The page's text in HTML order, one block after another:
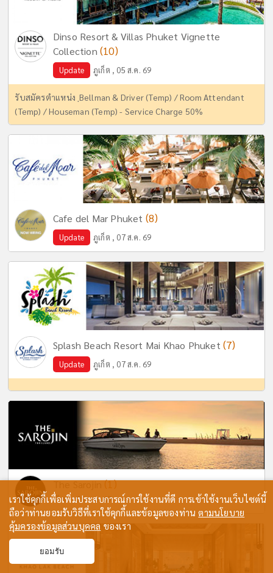
Dinso Resort & Villas Phuket Vignette
Collection (10)
Update ภูเก็ต , 05 ส.ค. 69
รับสมัครตำแหน่ง ฺBellman & Driver (Temp) / Room Attendant
(Temp) / Houseman (Temp) - Service Charge 50%
Cafe del Mar Phuket (8)
Update ภูเก็ต , 07 ส.ค. 69
Splash Beach Resort Mai Khao Phuket (7)
Update ภูเก็ต , 07 ส.ค. 69
The Sarojin(1)
พังงา , 29 ก.ค. 69
เราใช้คุกกี้เพื่อเพิ่มประสบการณ์การใช้งานที่ดี การเข้าใช้งานเว็บไซต์นี้
ถือว่าท่านยอมรับวิธีที่เราใช้คุกกี้และข้อมูลของท่านตามนโยบาย
คุ้มครองข้อมูลส่วนบุคคล ของเรา
ยอมรับ